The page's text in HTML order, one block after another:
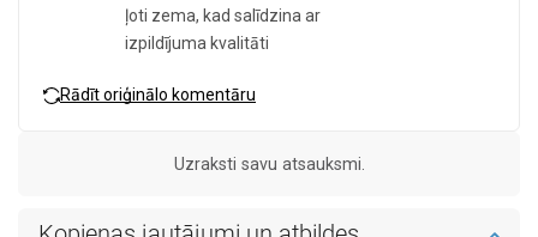
ļoti zema, kad salīdzina ar
izpildījuma kvalitāti
Rādīt oriģinālo komentāru
Uzraksti savu atsauksmi.